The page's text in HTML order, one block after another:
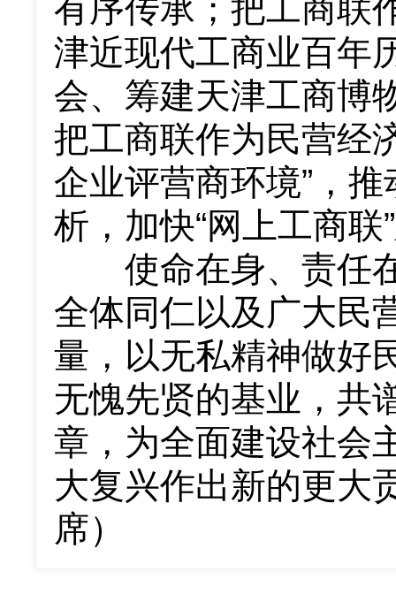
有序传承；把工商联
津近现代工商业百年
会、筹建天津工商博
把工商联作为民营经
企业评营商环境”，
析，加快“网上工商联
使命在身、责任在
全体同仁以及广大民
量，以无私精神做好
无愧先贤的基业，共
章，为全面建设社会
大复兴作出新的更大
席）